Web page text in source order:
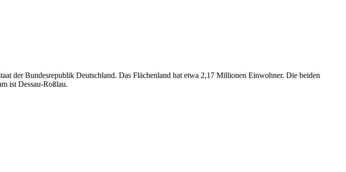
der Bundesrepublik Deutschland. Das Flächenland hat etwa 2,17 Millionen Einwohner. Die beiden
ist Dessau-Roßlau.